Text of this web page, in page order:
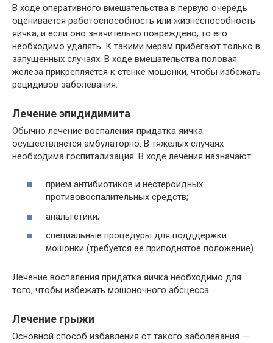
В ходе оперативного вмешательства в первую очередь
оценивается работоспособность или жизнеспособность
яичка, и если оно значительно повреждено, то его
необходимо удалять. К такими мерам прибегают только в
запущенных случаях. В ходе вмешательства половая
железа прикрепляется к стенке мошонки, чтобы избежать
рецидивов заболевания.
Лечение эпидидимита
Обычно лечение воспаления придатка яичка
осуществляется амбулаторно. В тяжелых случаях
необходима госпитализация. В ходе лечения назначают:
прием антибиотиков и нестероидных
противовоспалительных средств;
анальгетики;
специальные процедуры для подддержки
мошонки (требуется ее приподнятое положение).
Лечение воспаления придатка яичка необходимо для
того, чтобы избежать мошоночного абсцесса.
Лечение грыжи
Основной способ избавления от такого заболевания —